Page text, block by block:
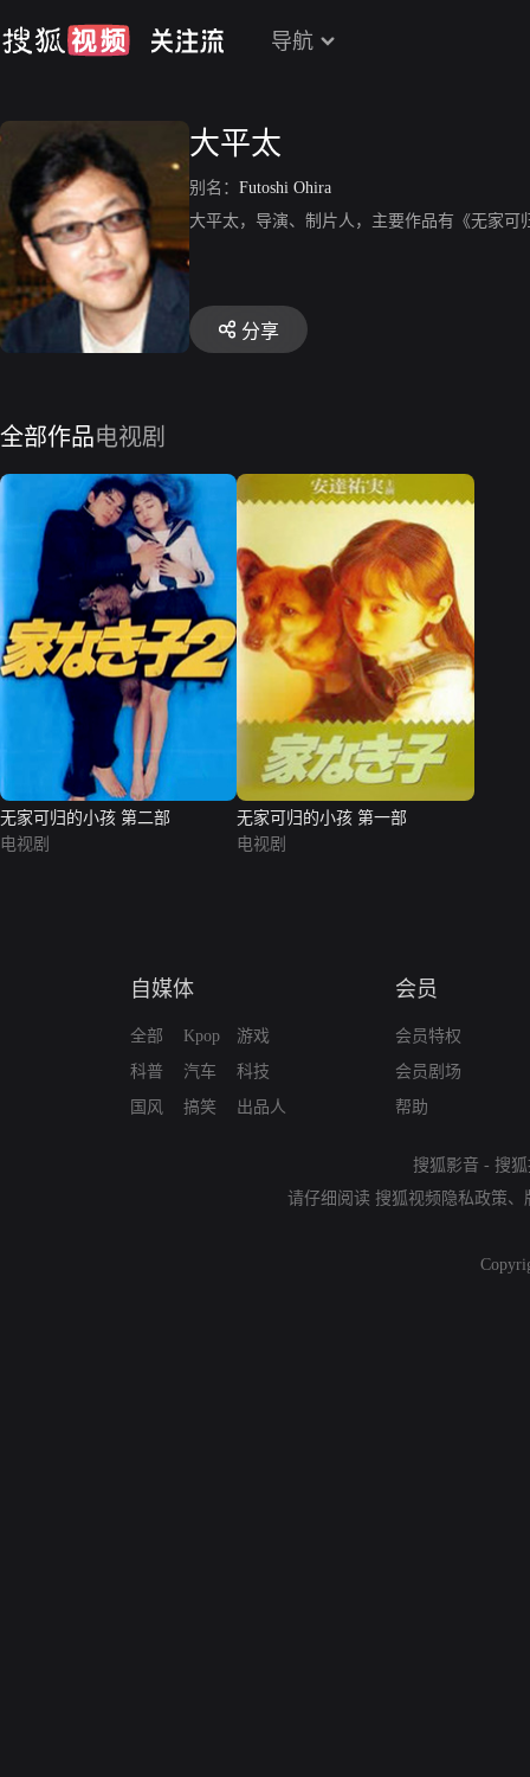
导航
大平太
别名： Futoshi Ohira
大平太，导演、制片人，主要作品有《无家
分享
全部作品电视剧
无家可归的小孩 第二部
电视剧
无家可归的小孩 第一部
电视剧
自媒体
全部
科普
国风
Kpop
汽车
搞笑
游戏
科技
出品人
会员
会员特权
会员剧场
帮助
搜狐影音 - 搜
请仔细阅读 搜狐视频隐私政策、